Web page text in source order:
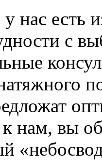
есть
с
нам, вы